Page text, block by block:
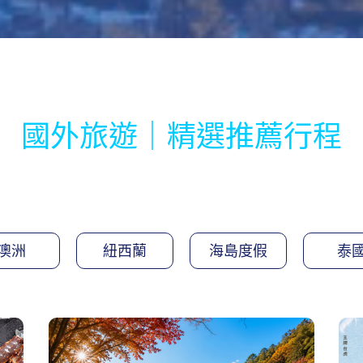
國外旅遊｜精選推薦行程
洲 紐西蘭 海島度假 泰